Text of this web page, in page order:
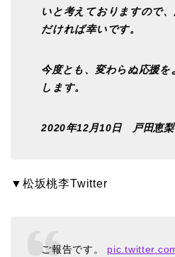
いと考えておりますので
だければ幸いです。
今度とも、変わらぬ応援
します。
2020年12月10日 戸田恵
▼松坂桃李Twitter
ご報告です。